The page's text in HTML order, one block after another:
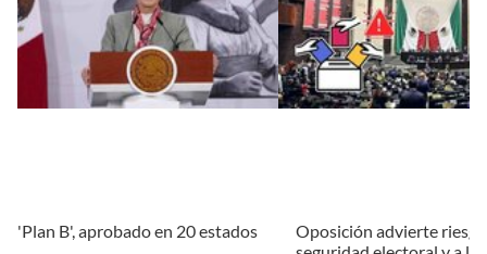
'Plan B', aprobado en 20 estados
Oposición advierte